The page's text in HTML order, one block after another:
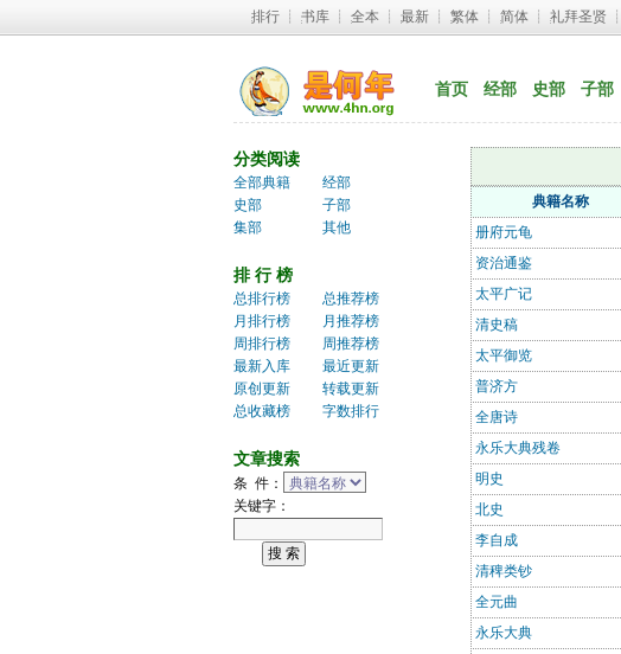
排行 ┊ 书库 ┊ 全本 ┊ 最新 ┊ 繁体 ┊ 简体 ┊ 礼拜圣贤 ┊
首页 经部 史部 子部
分类阅读
全部典籍
经部
史部
子部
集部
其他
排 行 榜
总排行榜
总推荐榜
月排行榜
月推荐榜
周排行榜
周推荐榜
最新入库
最近更新
原创更新
转载更新
总收藏榜
字数排行
文章搜索
条 件：
关键字：
典籍名称
册府元龟
资治通鉴
太平广记
清史稿
太平御览
普济方
全唐诗
永乐大典残卷
明史
北史
李自成
清稗类钞
全元曲
永乐大典